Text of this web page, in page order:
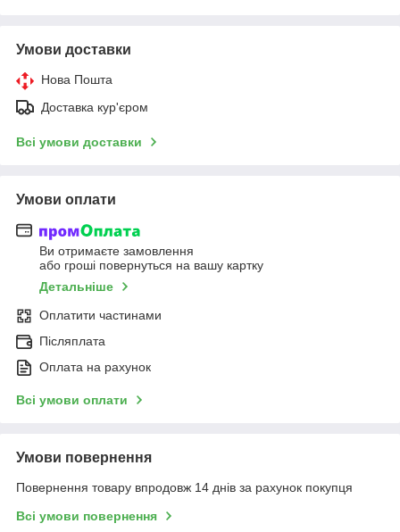
Умови доставки
Нова Пошта
Доставка кур'єром
Всі умови доставки
Умови оплати
Ви отримаєте замовлення
або гроші повернуться на вашу картку
Детальніше
Оплатити частинами
Післяплата
Оплата на рахунок
Всі умови оплати
Умови повернення
Повернення товару впродовж 14 днів за рахунок покупця
Всі умови повернення